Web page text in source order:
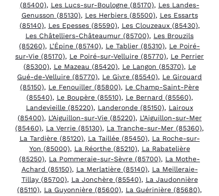
(85400), Les Lucs-sur-Boulogne (85170), Les Landes-
Genusson (85130), Les Herbiers (85500), Les Essarts
(85140), Les Epesses (85590), Les Clouzeaux (85430),
Les Châtelliers-Châteaumur (85700), Les Brouzils
(85260), L’Épine (85740), Le Tablier (85310), Le Poiré-
sur-Vie (85170), Le Poiré-sur-Velluire (85770), Le Perrier
(85300), Le Mazeau (85420), Le Langon (85370), Le
Gué-de-Velluire (85770), Le Givre (85540), Le Girouard
(85150), Le Fenouiller (85800), Le Champ-Saint-Père
(85540), Le Boupère (85510), Le Bernard (85560),
Landevieille (85220), Landeronde (85150), Lairoux
(85400), L’Aiguillon-sur-Vie (85220), L’Aiguillon-sur-Mer
(85460), La Verrie (85130), La Tranche-sur-Mer (85360),
La Tardière (85120), La Taillée (85450), La Roche-sur-
Yon (85000), La Réorthe (85210), La Rabatelière
(85250), La Pommeraie-sur-Sèvre (85700), La Mothe-
Achard (85150), La Merlatière (85140), La Meilleraie-
Tillay (85700), La Jonchère (85540), La Jaudonnière
(85110), La Guyonnière (85600), La Guérinière (85680),